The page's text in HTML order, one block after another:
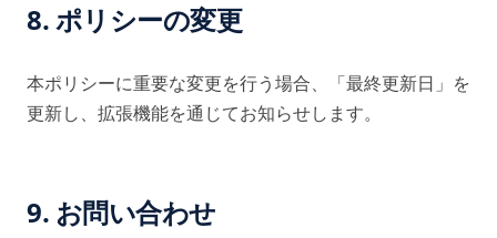
8. ポリシーの変更
本ポリシーに重要な変更を行う場合、「最終更新日」を
更新し、拡張機能を通じてお知らせします。
9. お問い合わせ